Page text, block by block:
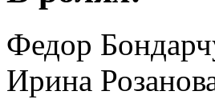
Федор
Ирина